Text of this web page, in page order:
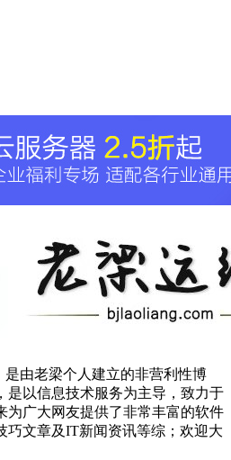
是由老梁个人建立的非营利性博
是以信息技术服务为主导，致力于
为广大网友提供了非常丰富的软件
巧文章及IT新闻资讯等综；欢迎大